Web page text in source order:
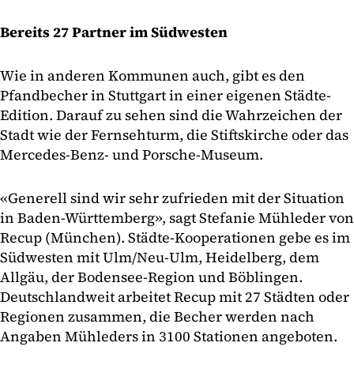
Bereits 27 Partner im Südwesten
Wie in anderen Kommunen auch, gibt es den
Pfandbecher in Stuttgart in einer eigenen Städte-
Edition. Darauf zu sehen sind die Wahrzeichen der
Stadt wie der Fernsehturm, die Stiftskirche oder das
Mercedes-Benz- und Porsche-Museum.
«Generell sind wir sehr zufrieden mit der Situation
in Baden-Württemberg», sagt Stefanie Mühleder von
Recup (München). Städte-Kooperationen gebe es im
Südwesten mit Ulm/Neu-Ulm, Heidelberg, dem
Allgäu, der Bodensee-Region und Böblingen.
Deutschlandweit arbeitet Recup mit 27 Städten oder
Regionen zusammen, die Becher werden nach
Angaben Mühleders in 3100 Stationen angeboten.